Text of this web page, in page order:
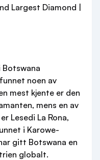
noen av
mest kjente er den
mens en av
Lesedi La Rona,
i Karowe-
gitt Botswana en
globalt.